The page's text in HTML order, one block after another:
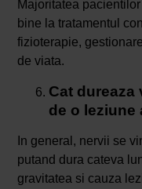
Majoritatea
bine la tratamentul
fizioterapie,
de viata.
Cat dureaza
de o leziune
In general, nervii se
putand dura cateva
gravitatea si cauza